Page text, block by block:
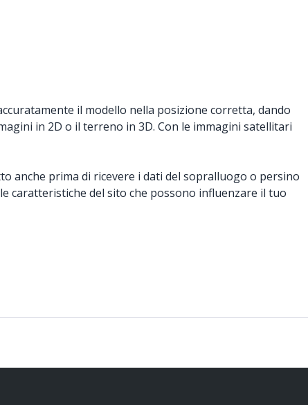
il modello nella posizione corretta, dando
in 2D o il terreno in 3D. Con le immagini satellitari
anche prima di ricevere i dati del sopralluogo o persino
caratteristiche del sito che possono influenzare il tuo